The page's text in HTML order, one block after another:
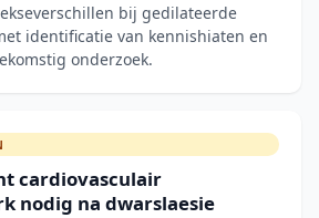
bij gedilateerde
identificatie van kennishiaten en
onderzoek.
cardiovasculair
nodig na dwarslaesie